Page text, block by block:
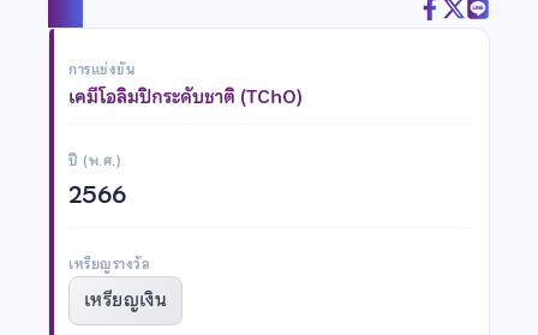
การแข่งขัน
เคมีโอลิมปิกระดับชาติ (TChO)
ปี (พ.ศ.)
2566
เหรียญรางวัล
เหรียญเงิน